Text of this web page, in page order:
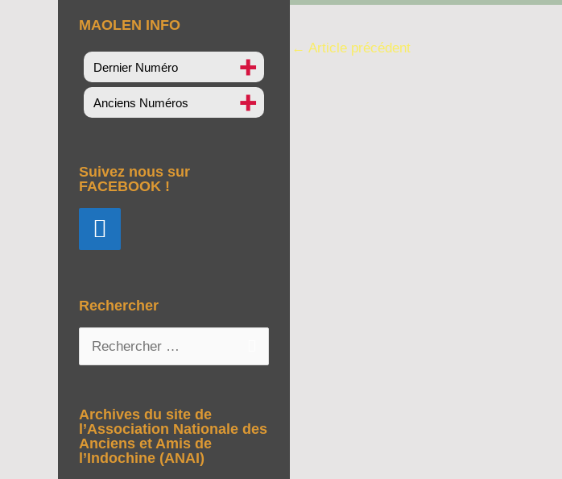
MAOLEN INFO
Dernier Numéro
Anciens Numéros
Suivez nous sur
FACEBOOK !
Rechercher
e
r
Archives du site de
l’Association Nationale des
Anciens et Amis de
l’Indochine (ANAI)
← Article précédent